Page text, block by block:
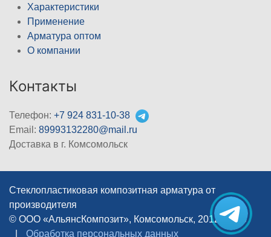
Характеристики
Применение
Арматура оптом
О компании
Контакты
Телефон: +7 924 831-10-38
Email: 89993132280@mail.ru
Доставка в г. Комсомольск
Стеклопластиковая композитная арматура от
производителя
© ООО «АльянсКомпозит», Комсомольск, 2012–2026
Обработка персональных данных